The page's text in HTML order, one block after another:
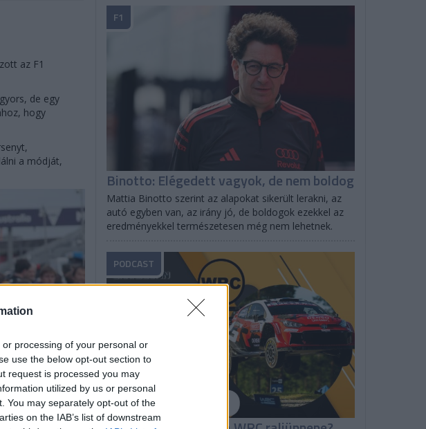
processing of your personal or
use the below opt-out section to
request is processed you may
utilized by us or personal
You may separately opt-out of the
on the IAB’s list of downstream
az F1
de egy
hogy
a módját,
Binotto: Elégedett vagyok, de nem boldog
Mattia Binotto szerint az alapokat sikerült lerakni, az
autó egyben van, az irány jó, de boldogok ezekkel az
eredményekkel természetesen még nem lehetnek.
F1
PODCAST